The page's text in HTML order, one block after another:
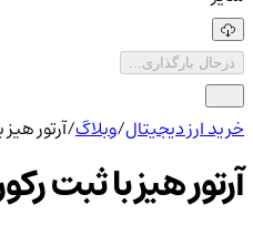
درحال بارگذاری...
خرید ارز دیجیتال/وبلاگ/آرتور
آرتور هیز با